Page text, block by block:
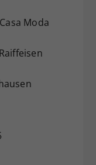
Moda